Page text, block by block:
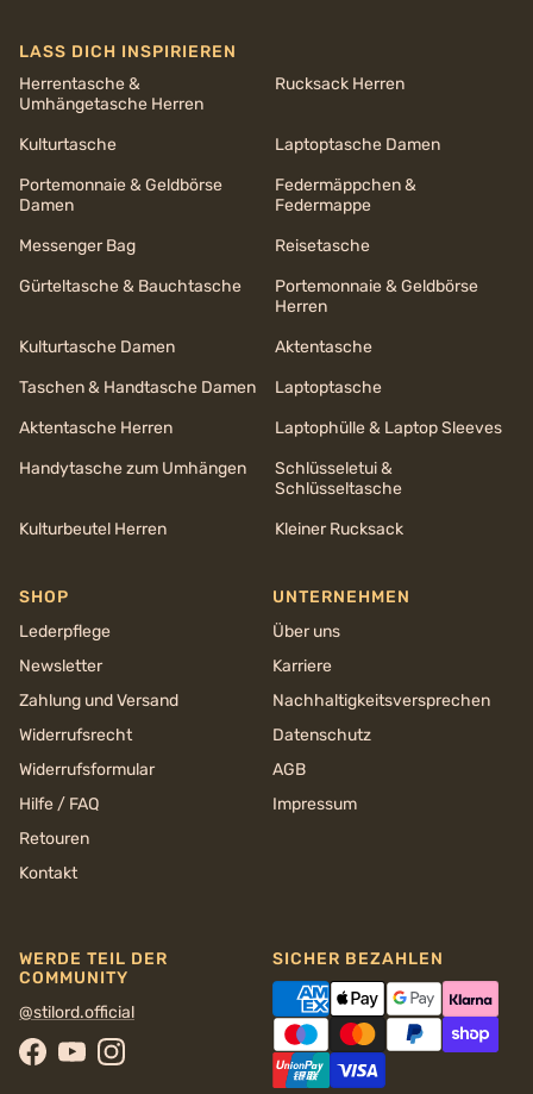
LASS DICH INSPIRIEREN
Herrentasche &
Umhängetasche Herren
Rucksack Herren
Kulturtasche
Laptoptasche Damen
Portemonnaie & Geldbörse
Damen
Federmäppchen &
Federmappe
Messenger Bag
Reisetasche
Gürteltasche & Bauchtasche
Portemonnaie & Geldbörse
Herren
Kulturtasche Damen
Aktentasche
Taschen & Handtasche Damen
Laptoptasche
Aktentasche Herren
Laptophülle & Laptop Sleeves
Handytasche zum Umhängen
Schlüsseletui &
Schlüsseltasche
Kulturbeutel Herren
Kleiner Rucksack
SHOP
Lederpflege
Newsletter
Zahlung und Versand
Widerrufsrecht
Widerrufsformular
Hilfe / FAQ
Retouren
Kontakt
UNTERNEHMEN
Über uns
Karriere
Nachhaltigkeits­versprechen
Datenschutz
AGB
Impressum
WERDE TEIL DER
COMMUNITY
@stilord.official
Facebook
YouTubeInstagram
SICHER BEZAHLEN